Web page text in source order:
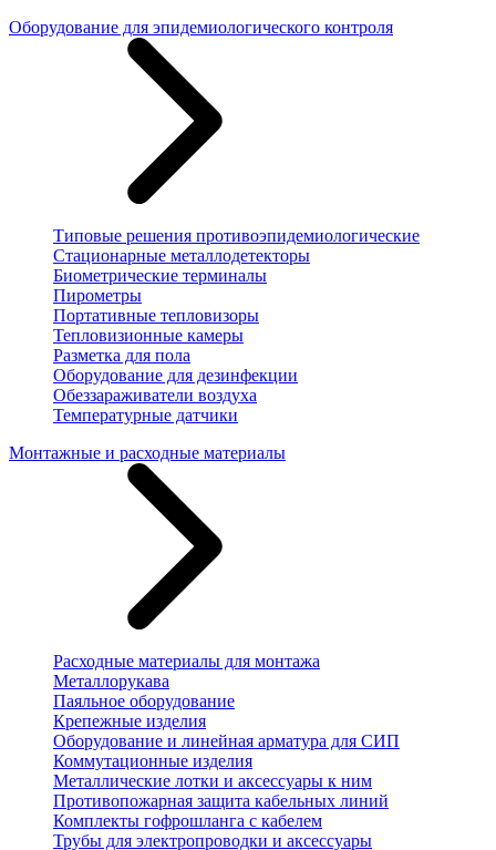
Оборудование для эпидемиологического контроля
Типовые решения противоэпидемиологические
Стационарные металлодетекторы
Биометрические терминалы
Пирометры
Портативные тепловизоры
Тепловизионные камеры
Разметка для пола
Оборудование для дезинфекции
Обеззараживатели воздуха
Температурные датчики
Монтажные и расходные материалы
Расходные материалы для монтажа
Металлорукава
Паяльное оборудование
Крепежные изделия
Оборудование и линейная арматура для СИП
Коммутационные изделия
Металлические лотки и аксессуары к ним
Противопожарная защита кабельных линий
Комплекты гофрошланга с кабелем
Трубы для электропроводки и аксессуары